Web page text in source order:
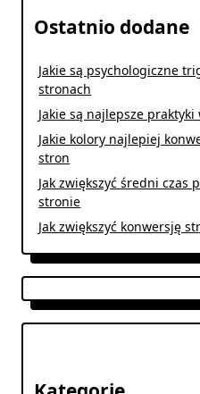
Ostatnio dodane
Jakie są psychologiczne
stronach
Jakie są najlepsze
Jakie kolory najlepiej
stron
Jak zwiększyć średni czas
stronie
Jak zwiększyć konwersję